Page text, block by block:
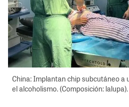
China: Implantan chip subcutáneo a
el alcoholismo. (Composición: lalupa).